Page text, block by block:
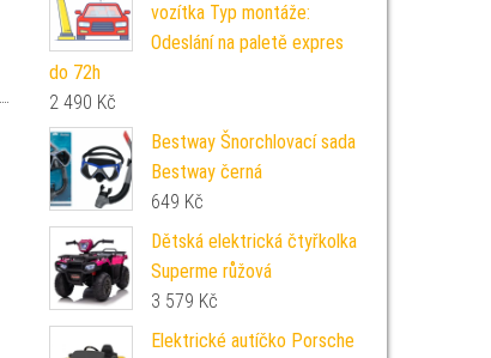
vozítka Typ montáže:
Odeslání na paletě expres
do 72h
2 490 Kč
Bestway Šnorchlovací sada
Bestway černá
649 Kč
Dětská elektrická čtyřkolka
Superme růžová
3 579 Kč
Elektrické autíčko Porsche